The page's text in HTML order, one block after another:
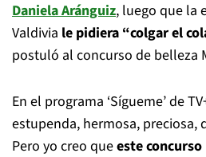
Daniela Aránguiz, luego que la
Valdivia le pidiera “colgar el
postuló al concurso de belleza
En el programa ‘Sígueme’ de
estupenda, hermosa, preciosa,
Pero yo creo queeste